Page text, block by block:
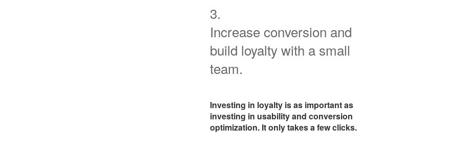
3.
Increase conversion and
build loyalty with a small
team.
Investing in loyalty is as important as
investing in usability and conversion
optimization. It only takes a few clicks.